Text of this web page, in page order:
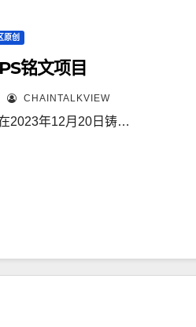
原创
铭文项目
CHAINTALKVIEW
2023年12月20日铸…